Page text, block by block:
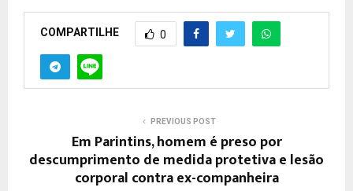
COMPARTILHE 0
PREVIOUS POST
Em Parintins, homem é preso por
descumprimento de medida protetiva e lesão
corporal contra ex-companheira